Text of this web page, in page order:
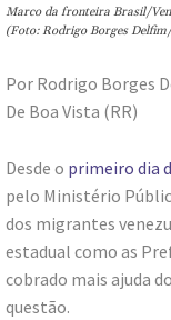
Marco da fronteira Brasil/
(Foto: Rodrigo Borges
Por Rodrigo Borges
De Boa Vista (RR)
Desde o primeiro dia
pelo Ministério
dos migrantes
estadual como as
cobrado mais ajuda
questão.